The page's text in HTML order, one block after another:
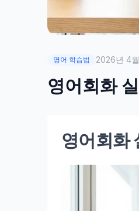
영어 학습법 2026년 4
영어회화
영어회화